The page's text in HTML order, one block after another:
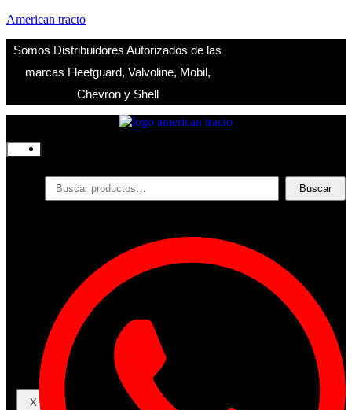
American tracto
Somos Distribuidores Autorizados de las
marcas Fleetguard, Valvoline, Mobil,
Chevron y Shell
Productos
Filtros
Contacto
Acceder
Iniciar Sesion
Registro
Restablecer la contraseña
X
Buscar